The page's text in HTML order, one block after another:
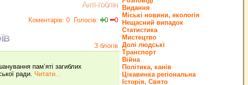
Анті-гоблін
Коментарів: 0 Голосів: 0 0
З блогів
пам’яті загиблих
ради. Читати...
Видання
Міські новини, екологія
Нещасний випадок
Статистика
Мистецтво
Долі людські
Транспорт
Війна
Політика, канів
Цікавинка регіональна
Історія, Свято